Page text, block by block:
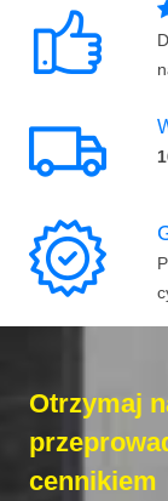
Otrzymaj
cennikiem